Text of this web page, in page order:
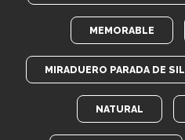
MEMORABLE
MIRADUERO PARADA DE SIL
NATURAL